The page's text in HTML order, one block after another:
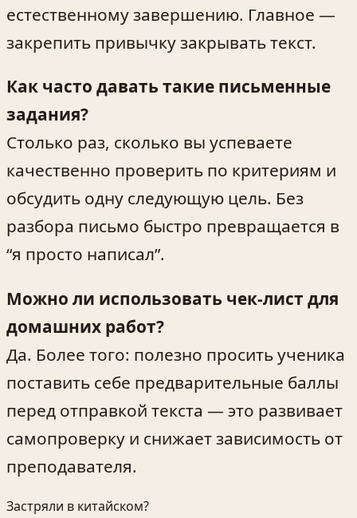
естественному завершению. Главное —
закрепить привычку закрывать текст.
Как часто давать такие письменные
задания?
Столько раз, сколько вы успеваете
качественно проверить по критериям и
обсудить одну следующую цель. Без
разбора письмо быстро превращается в
“я просто написал”.
Можно ли использовать чек‑лист для
домашних работ?
Да. Более того: полезно просить ученика
поставить себе предварительные баллы
перед отправкой текста — это развивает
самопроверку и снижает зависимость от
преподавателя.
Застряли в китайском?